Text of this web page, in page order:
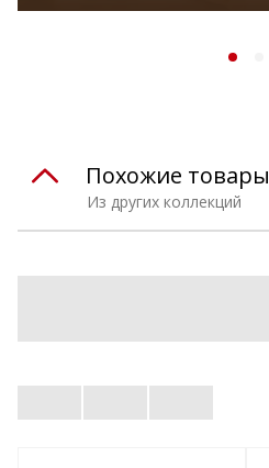
Из других коллекций
Похожие товары